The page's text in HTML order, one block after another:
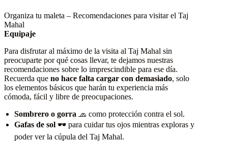
Organiza tu maleta – Recomendaciones para visitar el Taj
Mahal
Equipaje
Para disfrutar al máximo de la visita al Taj Mahal sin
preocuparte por qué cosas llevar, te dejamos nuestras
recomendaciones sobre lo imprescindible para ese día.
Recuerda que no hace falta cargar con demasiado, solo
los elementos básicos que harán tu experiencia más
cómoda, fácil y libre de preocupaciones.
Sombrero o gorra 🧢 como protección contra el sol.
Gafas de sol 🕶️ para cuidar tus ojos mientras exploras y
poder ver la cúpula del Taj Mahal.